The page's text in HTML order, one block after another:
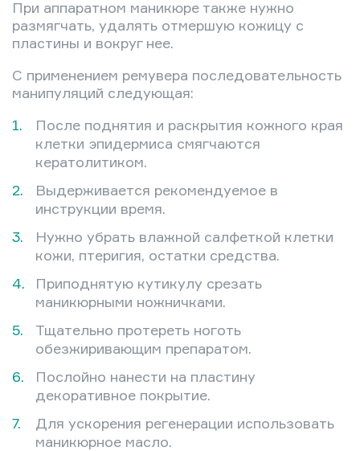
При аппаратном маникюре также нужно
размягчать, удалять отмершую кожицу с
пластины и вокруг нее.
С применением ремувера последовательность
манипуляций следующая:
После поднятия и раскрытия кожного края
клетки эпидермиса смягчаются
кератолитиком.
Выдерживается рекомендуемое в
инструкции время.
Нужно убрать влажной салфеткой клетки
кожи, птеригия, остатки средства.
Приподнятую кутикулу срезать
маникюрными ножничками.
Тщательно протереть ноготь
обезжиривающим препаратом.
Послойно нанести на пластину
декоративное покрытие.
Для ускорения регенерации использовать
маникюрное масло.